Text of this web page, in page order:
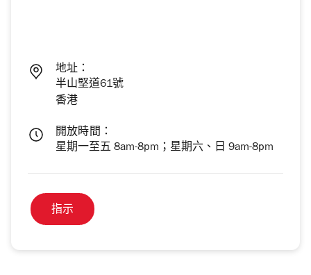
地址：
半山堅道61號
香港
開放時間：
星期一至五 8am-8pm；星期六、日 9am-8pm
指示